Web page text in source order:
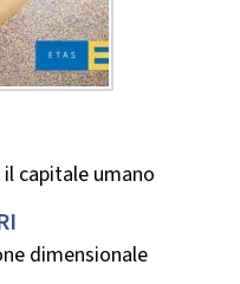
capitale umano
dimensionale